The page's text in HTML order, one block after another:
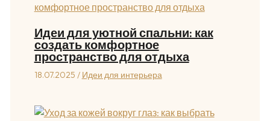
Идеи для уютной спальни: как
создать комфортное
пространство для отдыха
18.07.2025 / Идеи для интерьера